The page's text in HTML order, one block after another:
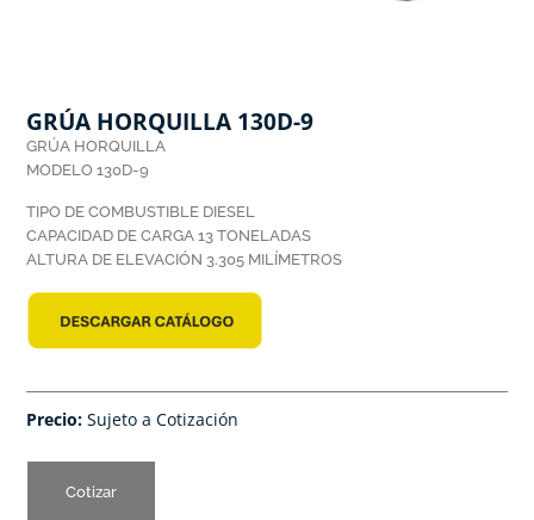
GRÚA HORQUILLA 130D-9
GRÚA HORQUILLA
MODELO 130D-9
TIPO DE COMBUSTIBLE DIESEL
CAPACIDAD DE CARGA 13 TONELADAS
ALTURA DE ELEVACIÓN 3.305 MILÍMETROS
Precio: Sujeto a Cotización
Cotizar